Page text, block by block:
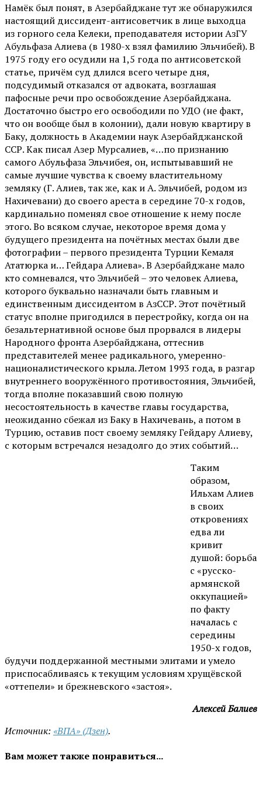
Намёк был понят, в Азербайджане тут же обнаружился
настоящий диссидент-антисоветчик в лице выходца
из горного села Келеки, преподавателя истории АзГУ
Абульфаза Алиева (в 1980-х взял фамилию Эльчибей). В
1975 году его осудили на 1,5 года по антисоветской
статье, причём суд длился всего четыре дня,
подсудимый отказался от адвоката, возглашая
пафосные речи про освобождение Азербайджана.
Достаточно быстро его освободили по УДО (не факт,
что он вообще был в колонии), дали новую квартиру в
Баку, должность в Академии наук Азербайджанской
ССР. Как писал Азер Мурсалиев, «…по признанию
самого Абульфаза Эльчибея, он, испытывавший не
самые лучшие чувства к своему властительному
земляку (Г. Алиев, так же, как и А. Эльчибей, родом из
Нахичевани) до своего ареста в середине 70-х годов,
кардинально поменял свое отношение к нему после
этого. Во всяком случае, некоторое время дома у
будущего президента на почётных местах были две
фотографии – первого президента Турции Кемаля
Ататюрка и… Гейдара Алиева». В Азербайджане мало
кто сомневался, что Эльчибей – это человек Алиева,
которого буквально назначали быть главным и
единственным диссидентом в АзССР. Этот почётный
статус вполне пригодился в перестройку, когда он на
безальтернативной основе был прорвался в лидеры
Народного фронта Азербайджана, оттеснив
представителей менее радикального, умеренно-
националистического крыла. Летом 1993 года, в разгар
внутреннего вооружённого противостояния, Эльчибей,
тогда вполне показавший свою полную
несостоятельность в качестве главы государства,
неожиданно сбежал из Баку в Нахичевань, а потом в
Турцию, оставив пост своему земляку Гейдару Алиеву,
с которым встречался незадолго до этих событий…
Таким
образом,
Ильхам Алиев
в своих
откровениях
едва ли
кривит
душой: борьба
с «русско-
армянской
оккупацией»
по факту
началась с
середины
1950-х годов,
будучи поддержанной местными элитами и умело
приспосабливаясь к текущим условиям хрущёвской
«оттепели» и брежневского «застоя».
Алексей Балиев
Источник: «ВПА» (Дзен).
Вам может также понравиться...